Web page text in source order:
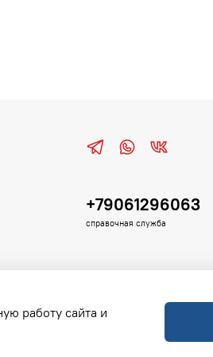
+79061296063
справочная служба
работу сайта и